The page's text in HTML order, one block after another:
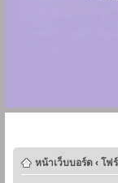
หน้าเว็บบอร์ด ‹ โฟ